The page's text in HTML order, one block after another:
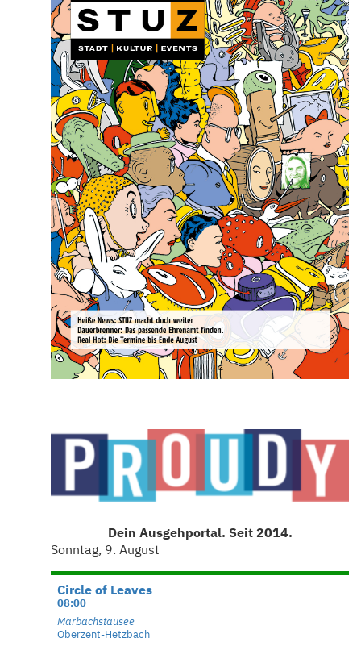
Dein Ausgehportal. Seit 2014.
Sonntag, 9. August
Circle of Leaves
08:00
Marbachstausee
Oberzent-Hetzbach